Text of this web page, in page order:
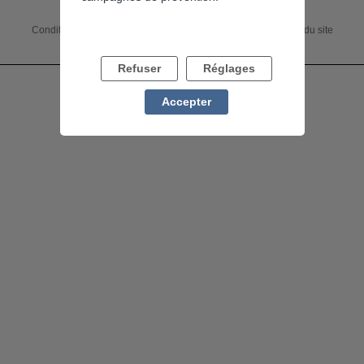
Conditions générales
Charte du site
Refuser Réglages
Accepter